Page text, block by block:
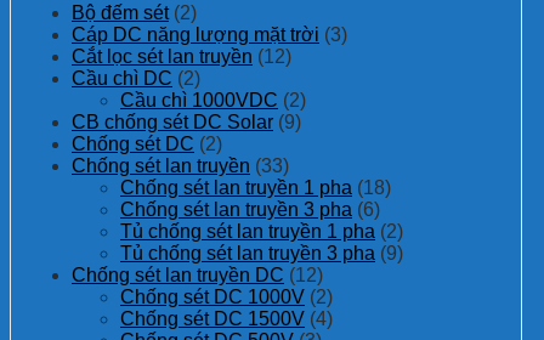
Bộ đếm sét (2)
Cáp DC năng lượng mặt trời (3)
Cắt lọc sét lan truyền (12)
Cầu chì DC (2)
Cầu chì 1000VDC (2)
CB chống sét DC Solar (9)
Chống sét DC (2)
Chống sét lan truyền (33)
Chống sét lan truyền 1 pha (18)
Chống sét lan truyền 3 pha (6)
Tủ chống sét lan truyền 1 pha (2)
Tủ chống sét lan truyền 3 pha (9)
Chống sét lan truyền DC (12)
Chống sét DC 1000V (2)
Chống sét DC 1500V (4)